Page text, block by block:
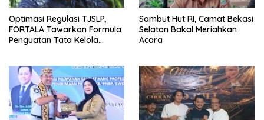
Optimasi Regulasi TJSLP,
FORTALA Tawarkan Formula
Penguatan Tata Kelola
Sambut Hut RI, Camat Bekasi
Selatan Bakal Meriahkan
Acara